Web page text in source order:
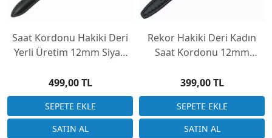
Saat Kordonu Hakiki Deri
Yerli Üretim 12mm Siyah
499,00 TL
Rekor Hakiki Deri Kadın
Saat Kordonu 12mm
399,00 TL